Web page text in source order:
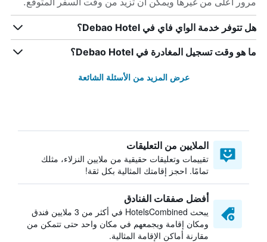
هل تتوفر خدمة الواي فاي في Debao Hotel؟
ما هو وقت تسجيل المغادرة في Debao Hotel؟
عرض المزيد من الأسئلة الشائعة
الملايين من التعليقات
تقييمات وتعليقات حقيقية من ملايين النزلاء، مثلك
تمامًا. احجز إقامتك المثالية بكل ثقة!
أفضل صفقات الفنادق
يبحث HotelsCombined في أكثر من 3 ملايين فندق
ومكان إقامة ويجمعهم في مكان واحد حتى تتمكن من
مقارنة أماكن الإقامة المثالية.